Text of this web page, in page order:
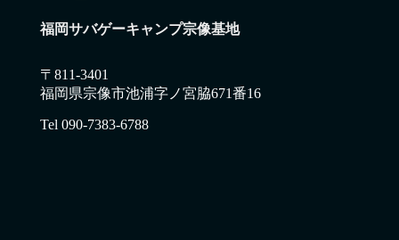
福岡サバゲーキャンプ宗像基地
〒811-3401
福岡県宗像市池浦字ノ宮脇671番16
Tel 090-7383-6788